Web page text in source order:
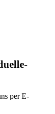
perE-